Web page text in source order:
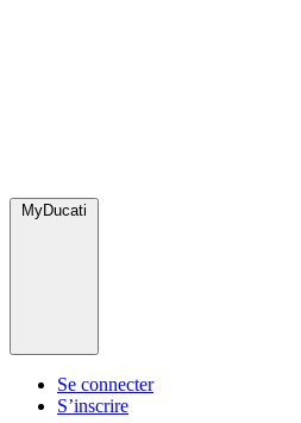
MyDucati
Se connecter
S’inscrire